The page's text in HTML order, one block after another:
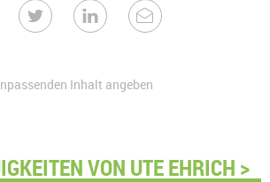
Inhalt angeben
VON UTE EHRICH >